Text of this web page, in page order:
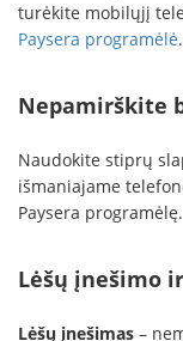
turėkite mobilųjį
Paysera programėlė
Nepamirškite
Naudokite stiprų
išmaniajame
Paysera programėlę.
Lėšų įnešimo
Lėšų įnešimas –